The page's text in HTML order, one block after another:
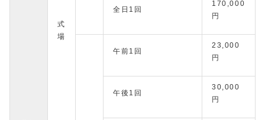
式
場
全日1回
170,000
円
午前1回
23,000
円
午後1回
30,000
円